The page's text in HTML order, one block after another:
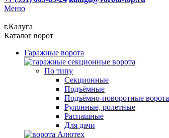
Меню
г.Калуга
Каталог ворот
Гаражные ворота
По типу
Секционные
Подъёмные
Подъёмно-поворотные ворота
Рулонные, ролетные
Распашные
Для дачи